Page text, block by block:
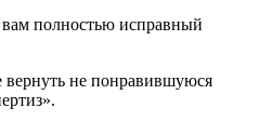
полностью исправный
не понравившуюся